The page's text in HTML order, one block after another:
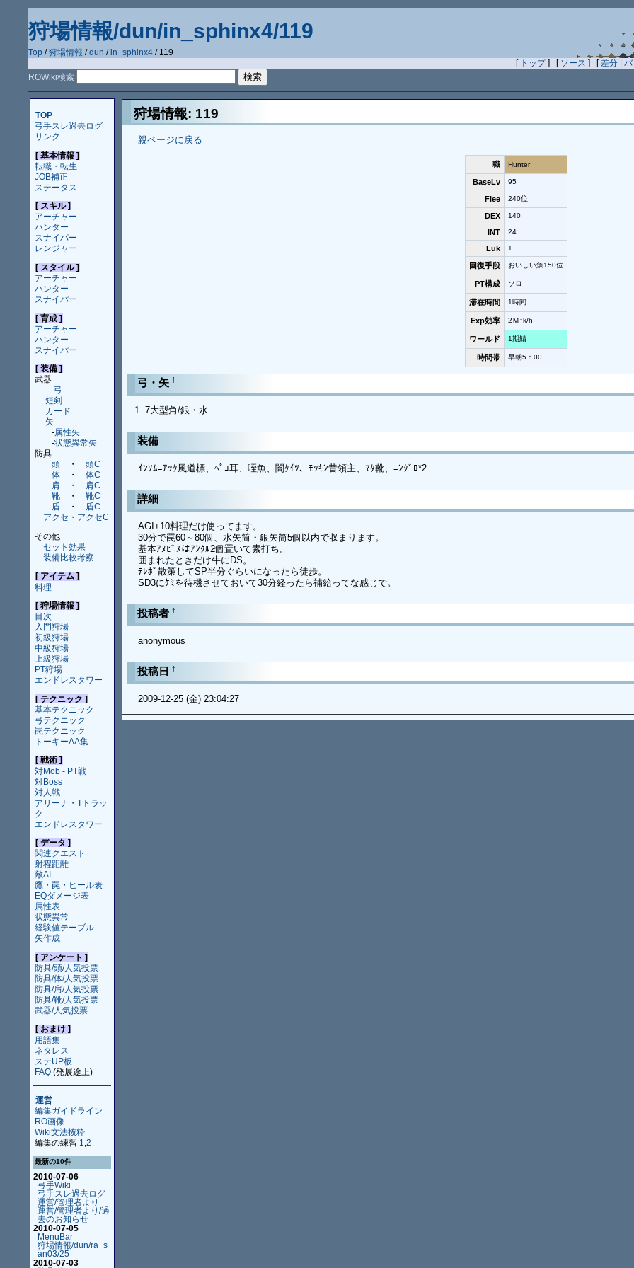
狩場情報/dun/in_sphinx4/119
Top /狩場情報 /dun /in_sphinx4 / 119
[ トップ] [ ソース ] [ 差分 |バ
ROWiki検索
TOP
弓手スレ過去ログ
リンク
[ 基本情報 ]
転職・転生
JOB補正
ステータス
[ スキル ]
アーチャー
ハンター
スナイパー
レンジャー
[ スタイル ]
アーチャー
ハンター
スナイパー
[ 育成 ]
アーチャー
ハンター
スナイパー
[ 装備 ]
武器
弓
短剣
カード
矢
-属性矢
-状態異常矢
防具
頭
・
頭C
体
・
体C
肩
・
肩C
靴
・
靴C
盾
・
盾C
アクセ ・ アクセC
その他
セット効果
装備比較考察
[ アイテム ]
料理
[ 狩場情報 ]
目次
入門狩場
初級狩場
中級狩場
上級狩場
PT狩場
エンドレスタワー
[ テクニック ]
基本テクニック
弓テクニック
罠テクニック
トーキーAA集
[ 戦術 ]
対Mob - PT戦
対Boss
対人戦
アリーナ・Tトラッ
ク
エンドレスタワー
[ データ ]
関連クエスト
射程距離
敵AI
鷹・罠・ヒール表
EQダメージ表
属性表
状態異常
経験値テーブル
矢作成
[ アンケート ]
防具/頭/人気投票
防具/体/人気投票
防具/肩/人気投票
防具/靴/人気投票
武器/人気投票
[ おまけ ]
用語集
ネタレス
ステUP板
FAQ(発展途上)
運営
編集ガイドライン
RO画像
Wiki文法抜粋
編集の練習 1 2
最新の10件
2010-07-06
弓手Wiki
弓手スレ過去ログ
運営/管理者より
運営/管理者より/過
去のお知らせ
2010-07-05
MenuBar
狩場情報/dun/ra_s
an03/25
2010-07-03
狩場情報: 119 †
親ページに戻る
職 Hunter
BaseLv 95
Flee 240位
DEX 140
INT 24
Luk 1
回復手段 おいしい魚150位
PT構成 ソロ
滞在時間 1時間
Exp効率 2Ｍ↑k/h
ワールド 1期鯖
時間帯 早朝5：00
弓・矢 †
7大型角/銀・水
装備 †
ｲﾝｿﾑﾆｱｯｸ風道標、ﾍﾟｺ耳、咥魚、闇ﾀｲﾂ、ﾓｯｷﾝ昔領主、ﾏﾀ靴、ﾆﾝｸﾞﾛ*2
詳細 †
AGI+10料理だけ使ってます。
30分で罠60～80個、水矢筒・銀矢筒5個以内で収まります。
基本ｱﾇﾋﾞｽはｱﾝｸﾙ2個置いて素打ち。
囲まれたときだけ牛にDS。
ﾃﾚﾎﾟ散策してSP半分ぐらいになったら徒歩。
SD3にｹﾐを待機させておいて30分経ったら補給ってな感じで。
投稿者 †
anonymous
投稿日 †
2009-12-25 (金) 23:04:27